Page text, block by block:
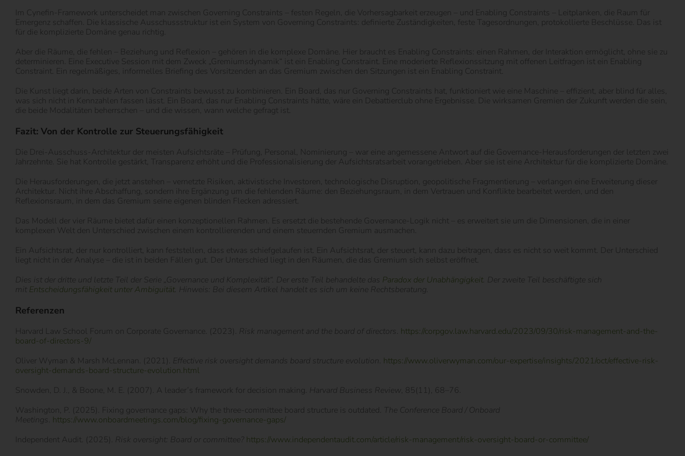
Im Cynefin-Framework unterscheidet man zwischen Governing Constraints – festen Regeln, die Vorhersagbarkeit erzeugen – und Enabling Constraints – Leitplanken, die Raum für
Emergenz schaffen. Die klassische Ausschussstruktur ist ein System von Governing Constraints: definierte Zuständigkeiten, feste Tagesordnungen, protokollierte Beschlüsse. Das ist
für die komplizierte Domäne genau richtig.
Aber die Räume, die fehlen – Beziehung und Reflexion – gehören in die komplexe Domäne. Hier braucht es Enabling Constraints: einen Rahmen, der Interaktion ermöglicht, ohne sie zu
determinieren. Eine Executive Session mit dem Zweck „Gremiumsdynamik“ ist ein Enabling Constraint. Eine moderierte Reflexionssitzung mit offenen Leitfragen ist ein Enabling
Constraint. Ein regelmäßiges, informelles Briefing des Vorsitzenden an das Gremium zwischen den Sitzungen ist ein Enabling Constraint.
Die Kunst liegt darin, beide Arten von Constraints bewusst zu kombinieren. Ein Board, das nur Governing Constraints hat, funktioniert wie eine Maschine – effizient, aber blind für alles,
was sich nicht in Kennzahlen fassen lässt. Ein Board, das nur Enabling Constraints hätte, wäre ein Debattierclub ohne Ergebnisse. Die wirksamen Gremien der Zukunft werden die sein,
die beide Modalitäten beherrschen – und die wissen, wann welche gefragt ist.
Fazit: Von der Kontrolle zur Steuerungsfähigkeit
Die Drei-Ausschuss-Architektur der meisten Aufsichtsräte – Prüfung, Personal, Nominierung – war eine angemessene Antwort auf die Governance-Herausforderungen der letzten zwei
Jahrzehnte. Sie hat Kontrolle gestärkt, Transparenz erhöht und die Professionalisierung der Aufsichtsratsarbeit vorangetrieben. Aber sie ist eine Architektur für die komplizierte Domäne.
Die Herausforderungen, die jetzt anstehen – vernetzte Risiken, aktivistische Investoren, technologische Disruption, geopolitische Fragmentierung – verlangen eine Erweiterung dieser
Architektur. Nicht ihre Abschaffung, sondern ihre Ergänzung um die fehlenden Räume: den Beziehungsraum, in dem Vertrauen und Konflikte bearbeitet werden, und den
Reflexionsraum, in dem das Gremium seine eigenen blinden Flecken adressiert.
Das Modell der vier Räume bietet dafür einen konzeptionellen Rahmen. Es ersetzt die bestehende Governance-Logik nicht – es erweitert sie um die Dimensionen, die in einer
komplexen Welt den Unterschied zwischen einem kontrollierenden und einem steuernden Gremium ausmachen.
Ein Aufsichtsrat, der nur kontrolliert, kann feststellen, dass etwas schiefgelaufen ist. Ein Aufsichtsrat, der steuert, kann dazu beitragen, dass es nicht so weit kommt. Der Unterschied
liegt nicht in der Analyse – die ist in beiden Fällen gut. Der Unterschied liegt in den Räumen, die das Gremium sich selbst eröffnet.
Dies ist der dritte und letzte Teil der Serie „Governance und Komplexität“. Der erste Teil behandelte das Paradox der Unabhängigkeit. Der zweite Teil beschäftigte sich
mit Entscheidungsfähigkeit unter Ambiguität. Hinweis: Bei diesem Artikel handelt es sich um keine Rechtsberatung.
Referenzen
Harvard Law School Forum on Corporate Governance. (2023). Risk management and the board of directors . https://corpgov.law.harvard.edu/2023/09/30/risk-management-and-the-
board-of-directors-9/
Oliver Wyman & Marsh McLennan. (2021). Effective risk oversight demands board structure evolution. https://www.oliverwyman.com/our-expertise/insights/2021/oct/effective-risk-
oversight-demands-board-structure-evolution.html
Snowden, D. J., & Boone, M. E. (2007). A leader’s framework for decision making. Harvard Business Review , 85(11), 68–76.
Washington, P. (2025). Fixing governance gaps: Why the three-committee board structure is outdated. The Conference Board / Onboard
Meetings . https://www.onboardmeetings.com/blog/fixing-governance-gaps/
Independent Audit. (2025). Risk oversight: Board or committee? https://www.independentaudit.com/article/risk-management/risk-oversight-board-or-committee/